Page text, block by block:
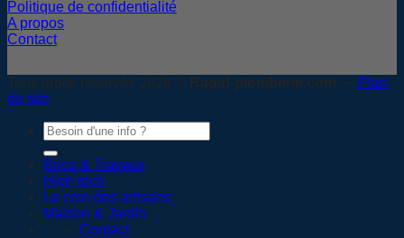
Politique de confidentialité
A propos
Contact
Tous droits réservés 2026 © Rapid-plomberie.com — Plan
du site
Brico & Travaux
High tech
Le coin des artisans
Maison & Jardin
Contact